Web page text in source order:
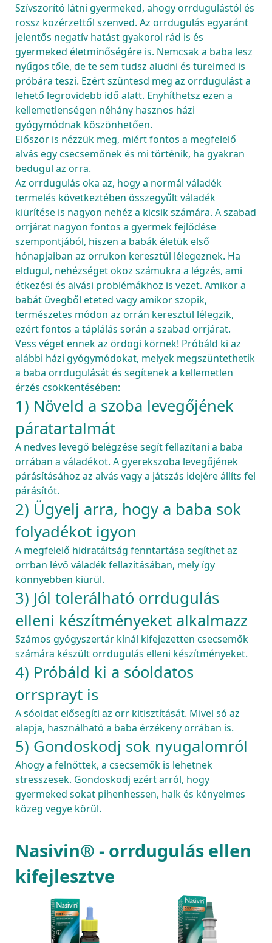
Szívszorító látni gyermeked, ahogy orrdugulástól és
rossz közérzettől szenved. Az orrdugulás egyaránt
jelentős negatív hatást gyakorol rád is és
gyermeked életminőségére is. Nemcsak a baba lesz
nyűgös tőle, de te sem tudsz aludni és türelmed is
próbára teszi. Ezért szüntesd meg az orrdugulást a
lehető legrövidebb idő alatt. Enyhíthetsz ezen a
kellemetlenségen néhány hasznos házi
gyógymódnak köszönhetően.
Először is nézzük meg, miért fontos a megfelelő
alvás egy csecsemőnek és mi történik, ha gyakran
bedugul az orra.
Az orrdugulás oka az, hogy a normál váladék
termelés következtében összegyűlt váladék
kiürítése is nagyon nehéz a kicsik számára. A szabad
orrjárat nagyon fontos a gyermek fejlődése
szempontjából, hiszen a babák életük első
hónapjaiban az orrukon keresztül lélegeznek. Ha
eldugul, nehézséget okoz számukra a légzés, ami
étkezési és alvási problémákhoz is vezet. Amikor a
babát üvegből eteted vagy amikor szopik,
természetes módon az orrán keresztül lélegzik,
ezért fontos a táplálás során a szabad orrjárat.
Vess véget ennek az ördögi körnek! Próbáld ki az
alábbi házi gyógymódokat, melyek megszüntethetik
a baba orrdugulását és segítenek a kellemetlen
érzés csökkentésében:
1) Növeld a szoba levegőjének
páratartalmát
A nedves levegő belégzése segít fellazítani a baba
orrában a váladékot. A gyerekszoba levegőjének
párásításához az alvás vagy a játszás idejére állíts fel
párásítót.
2) Ügyelj arra, hogy a baba sok
folyadékot igyon
A megfelelő hidratáltság fenntartása segíthet az
orrban lévő váladék fellazításában, mely így
könnyebben kiürül.
3) Jól tolerálható orrdugulás
elleni készítményeket alkalmazz
Számos gyógyszertár kínál kifejezetten csecsemők
számára készült orrdugulás elleni készítményeket.
4) Próbáld ki a sóoldatos
orrsprayt is
A sóoldat elősegíti az orr kitisztítását. Mivel só az
alapja, használható a baba érzékeny orrában is.
5) Gondoskodj sok nyugalomról
Ahogy a felnőttek, a csecsemők is lehetnek
stresszesek. Gondoskodj ezért arról, hogy
gyermeked sokat pihenhessen, halk és kényelmes
közeg vegye körül.
Nasivin® - orrdugulás ellen
kifejlesztve